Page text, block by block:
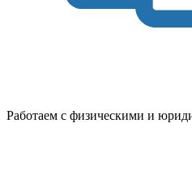
Работаем с физическими и